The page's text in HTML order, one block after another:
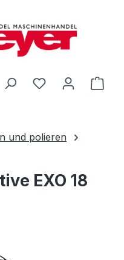
Du hast 0
und polieren
EXO 18